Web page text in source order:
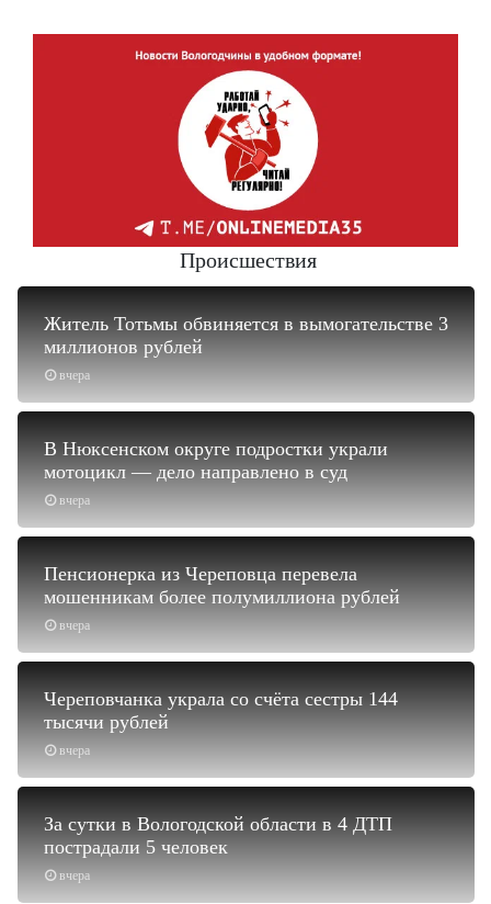
Происшествия
вчера
Житель Тотьмы обвиняется в вымогательстве 3
миллионов рублей
вчера
В Нюксенском округе подростки украли
мотоцикл — дело направлено в суд
вчера
Пенсионерка из Череповца перевела
мошенникам более полумиллиона рублей
вчера
Череповчанка украла со счёта сестры 144
тысячи рублей
вчера
За сутки в Вологодской области в 4 ДТП
пострадали 5 человек